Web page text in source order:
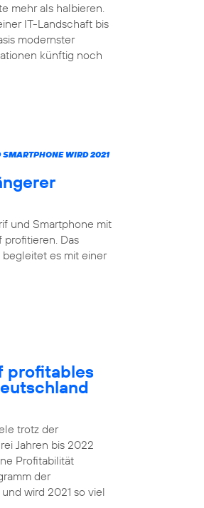
mehr als halbieren.
IT-Landschaft bis
modernster
künftig noch
WIRD 2021
und Smartphone mit
Das
es mit einer
profitables
trotz der
Jahren bis 2022
Profitabilität
der
wird 2021 so viel